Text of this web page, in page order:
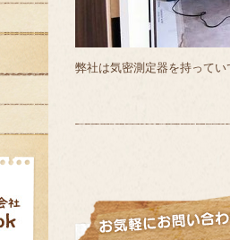
弊社は気密測定器を持って